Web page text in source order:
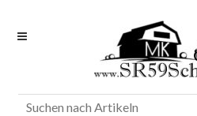
Skip
Skip